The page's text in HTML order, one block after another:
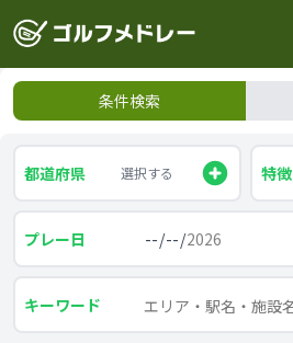
条件検索
都道府県 選択する 特徴
プレー日
キーワード